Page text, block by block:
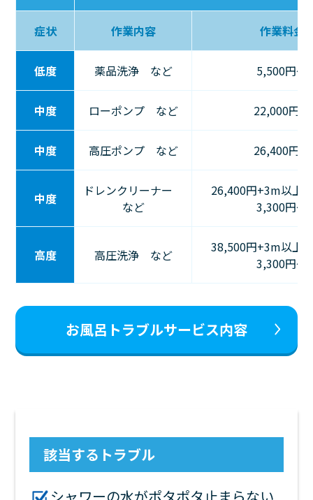
症状 作業内容 作業料金
低度 薬品洗浄 など 5,500円〜
中度 ローポンプ など 22,000円〜
中度 高圧ポンプ など 26,400円〜
中度
ドレンクリーナー
など
26,400円+3m以上
3,300円～
高度 高圧洗浄 など
38,500円+3m以上
3,300円～
お風呂トラブルサービス内容
該当するトラブル